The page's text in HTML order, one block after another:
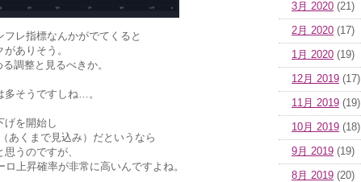
レ指標なんかがでてくると
ありそう。
調整と見るべきか。
多そうですしね…。
げを開始し
あくまで見込み）だというなら
うのですが、
上昇確率が非常に高いんですよね。
3月 2020 (21)
2月 2020 (17)
1月 2020 (19)
12月 2019 (17)
11月 2019 (19)
10月 2019 (18)
9月 2019 (19)
8月 2019 (20)